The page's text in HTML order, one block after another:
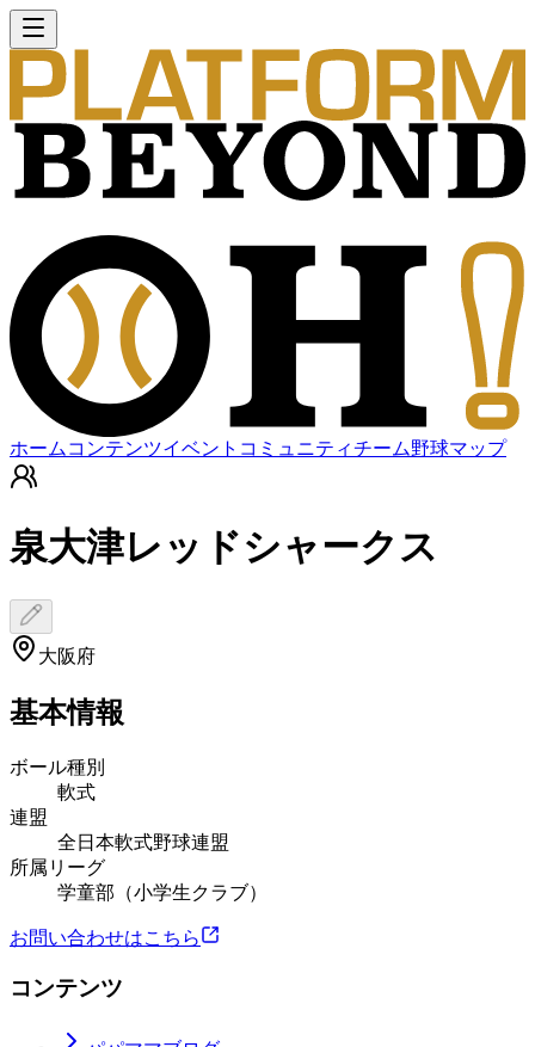
ホーム コンテンツイベント コミュニティチーム野球マップ
泉大津レッドシャークス
大阪府
基本情報
ボール種別
軟式
連盟
全日本軟式野球連盟
所属リーグ
学童部（小学生クラブ）
お問い合わせはこちら
コンテンツ